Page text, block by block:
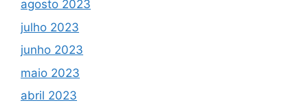
agosto 2023
julho 2023
junho 2023
maio 2023
abril 2023